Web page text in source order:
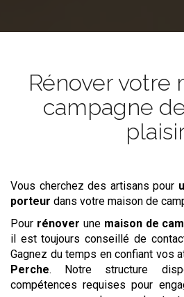
Rénover votre
campagne
Vous cherchez des artisans pour
porteur dans votre maison de
Pour rénover une maison de
il est toujours conseillé de
Gagnez du temps en confiant vos
Perche. Notre structure
compétences requises pour